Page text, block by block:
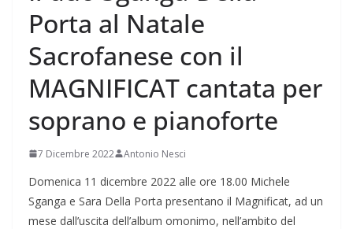
Porta al Natale
Sacrofanese con il
MAGNIFICAT cantata per
soprano e pianoforte
7 Dicembre 2022 Antonio Nesci
Domenica 11 dicembre 2022 alle ore 18.00 Michele
Sganga e Sara Della Porta presentano il Magnificat, ad un
mese dall’uscita dell’album omonimo, nell’ambito del